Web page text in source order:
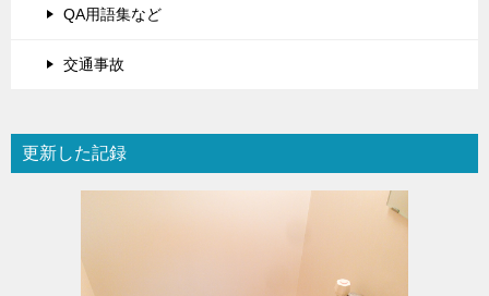
QA用語集など
交通事故
更新した記録